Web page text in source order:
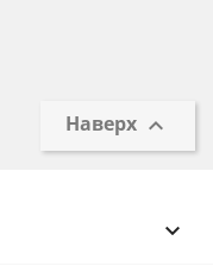
Наверх 
